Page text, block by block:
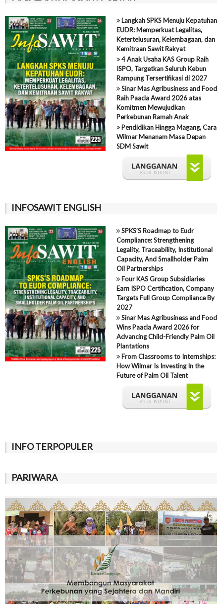
Langkah SPKS Menuju Kepatuhan
EUDR: Memperkuat Legalitas,
Ketertelusuran, Kelembagaan, dan
Kemitraan Sawit Rakyat
4 Anak Usaha KAS Group Raih
ISPO, Targetkan Seluruh Kebun
Rampung Tersertifikasi di 2027
Sinar Mas Agribusiness and Food
Raih Paacla Award 2026 atas
Komitmen Mewujudkan
Perkebunan Ramah Anak
Pendidikan Hingga Magang, Cara
Wilmar Menanam Masa Depan
SDM Sawit
INFOSAWIT ENGLISH
SPKS’S Roadmap to Eudr
Compliance: Strengthening
Legality, Traceability, Institutional
Capacity, And Smallholder Palm
Oil Partnerships
Four KAS Group Subsidiaries
Earn ISPO Certification, Company
Targets Full Group Compliance By
2027
Sinar Mas Agribusiness and Food
Wins Paacla Award 2026 for
Advancing Child-Friendly Palm Oil
Plantations
From Classrooms to Internships:
How Wilmar Is Investing In the
Future of Palm Oil Talent
INFO TERPOPULER
PARIWARA